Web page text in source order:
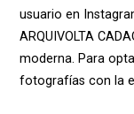
usuario en
ARQUIVOLTA
moderna. Para
fotografías con la